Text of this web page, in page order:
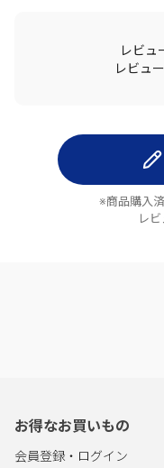
レビュ
レビュ
※商品購入
レ
お得なお買いもの
会員登録・ログイン